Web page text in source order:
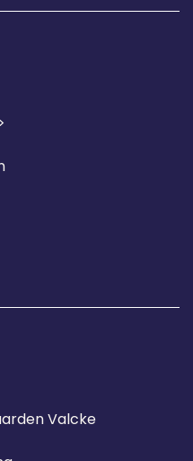
Valcke